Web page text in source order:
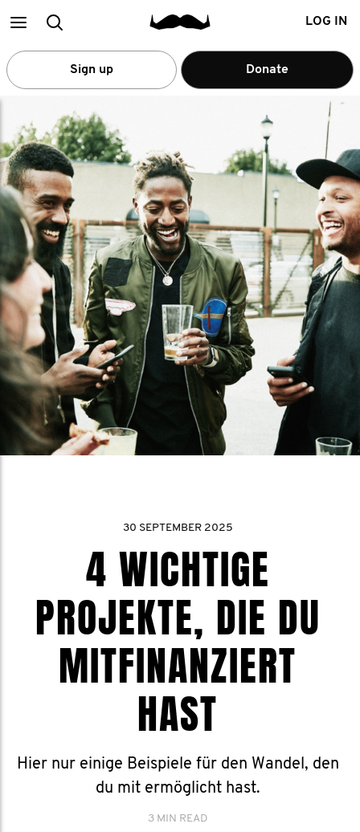
MainSearch LOG IN
Sign up Donate
30 SEPTEMBER 2025
4 WICHTIGE
PROJEKTE, DIE DU
MITFINANZIERT
HAST
Hier nur einige Beispiele für den Wandel, den
du mit ermöglicht hast.
3 MIN READ